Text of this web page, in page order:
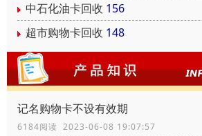
中石化油卡回收 156
超市购物卡回收 148
记名购物卡不设有效期
6184阅读 2023-06-08 19:07:57